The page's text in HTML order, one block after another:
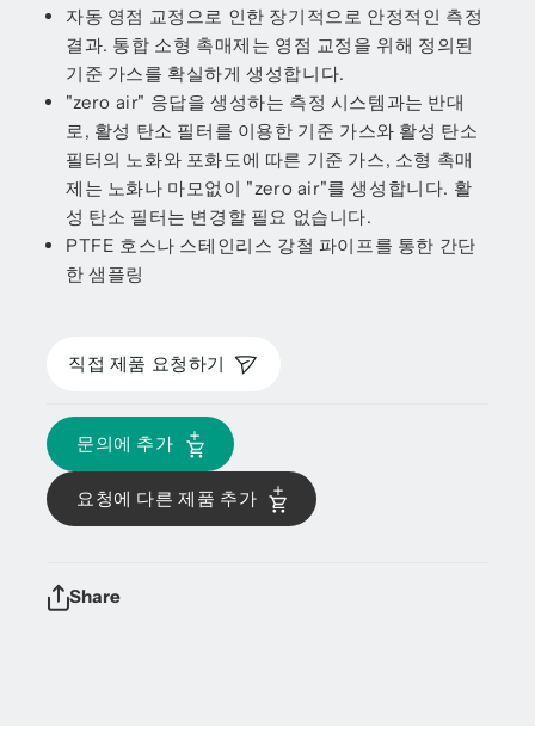
자동 영점 교정으로 인한 장기적으로 안정적인 측정
결과. 통합 소형 촉매제는 영점 교정을 위해 정의된
기준 가스를 확실하게 생성합니다.
"zero air" 응답을 생성하는 측정 시스템과는 반대
로, 활성 탄소 필터를 이용한 기준 가스와 활성 탄소
필터의 노화와 포화도에 따른 기준 가스, 소형 촉매
제는 노화나 마모없이 "zero air"를 생성합니다. 활
성 탄소 필터는 변경할 필요 없습니다.
PTFE 호스나 스테인리스 강철 파이프를 통한 간단
한 샘플링
직접 제품 요청하기
문의에 추가
요청에 다른 제품 추가
Share